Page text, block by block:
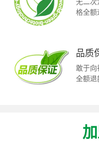
格全额
品质
敢于向
全额退